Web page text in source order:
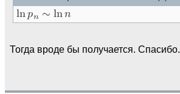
Тогда вроде бы получается. Спасибо.